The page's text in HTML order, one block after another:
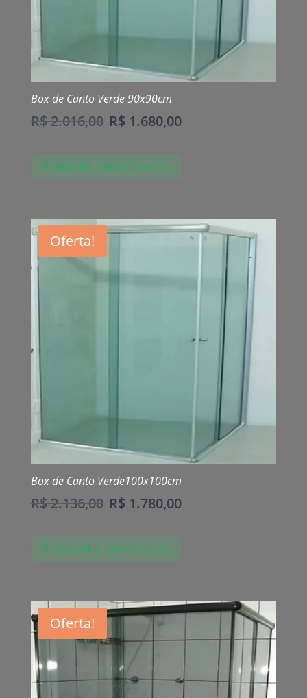
Box de Canto Verde 90x90cm
R$2.016,00 R$1.680,00
À vista R$ 1.680,00 no Pix
Oferta!
Box de Canto Verde100x100cm
R$2.136,00 R$1.780,00
À vista R$ 1.780,00 no Pix
Oferta!